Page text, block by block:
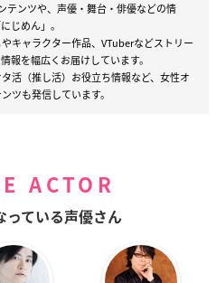
テンツや、声優・舞台・俳優などの情
じめん」。
キャラクター作品、VTuberなどストリー
報を幅広くお届けしています。
活（推し活）お役立ち情報など、女性オ
ツも発信しています。
ACTOR
っている声優さん